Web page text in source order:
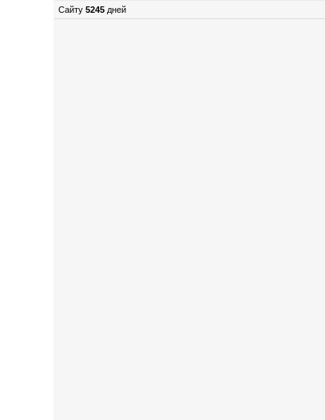
Сайту5245 дней